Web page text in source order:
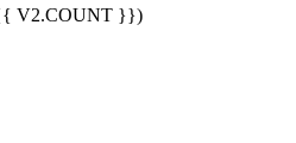
V2.COUNT }})